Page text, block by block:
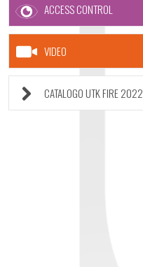
ACCESS CONTROL
VIDEO
CATALOGO UTK FIRE 2022